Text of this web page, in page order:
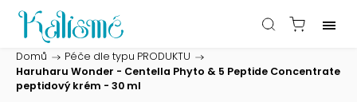
Domů / Péče dle typu PRODUKTU /
Haruharu Wonder - Centella Phyto & 5 Peptide Concentrate
peptidový krém - 30 ml